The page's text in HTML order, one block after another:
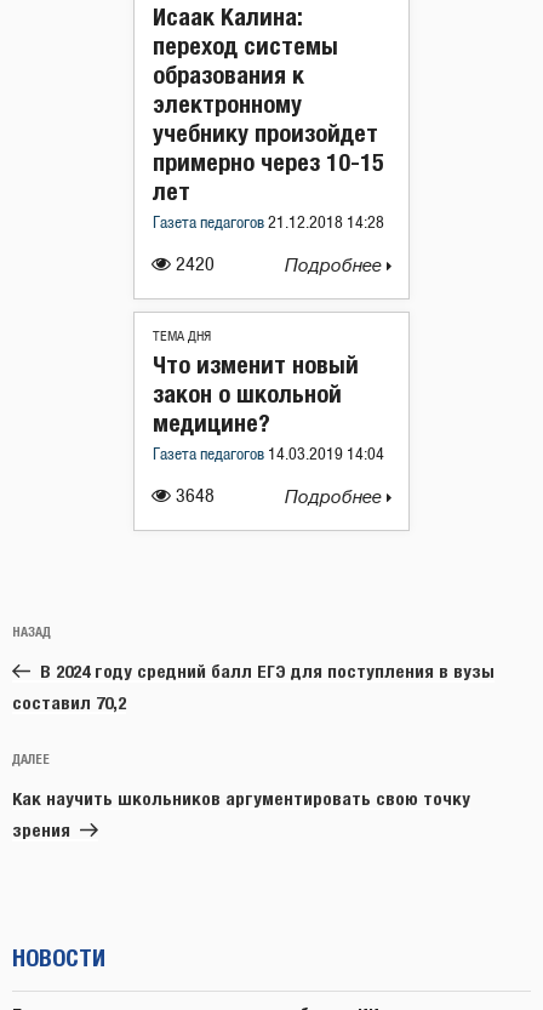
2420
Исаак Калина:
переход системы
образования к
электронному
учебнику произойдет
примерно через 10-15
лет
Газета педагогов 21.12.2018 14:28
Подробнее
ТЕМА ДНЯ
3648
Что изменит новый
закон о школьной
медицине?
Газета педагогов 14.03.2019 14:04
Подробнее
по
записям
Предыдущая
запись:
НАЗАД
В 2024 году средний балл ЕГЭ для поступления в вузы
составил 70,2
Следующая
запись
ДАЛЕЕ
Как научить школьников аргументировать свою точку
зрения
НОВОСТИ